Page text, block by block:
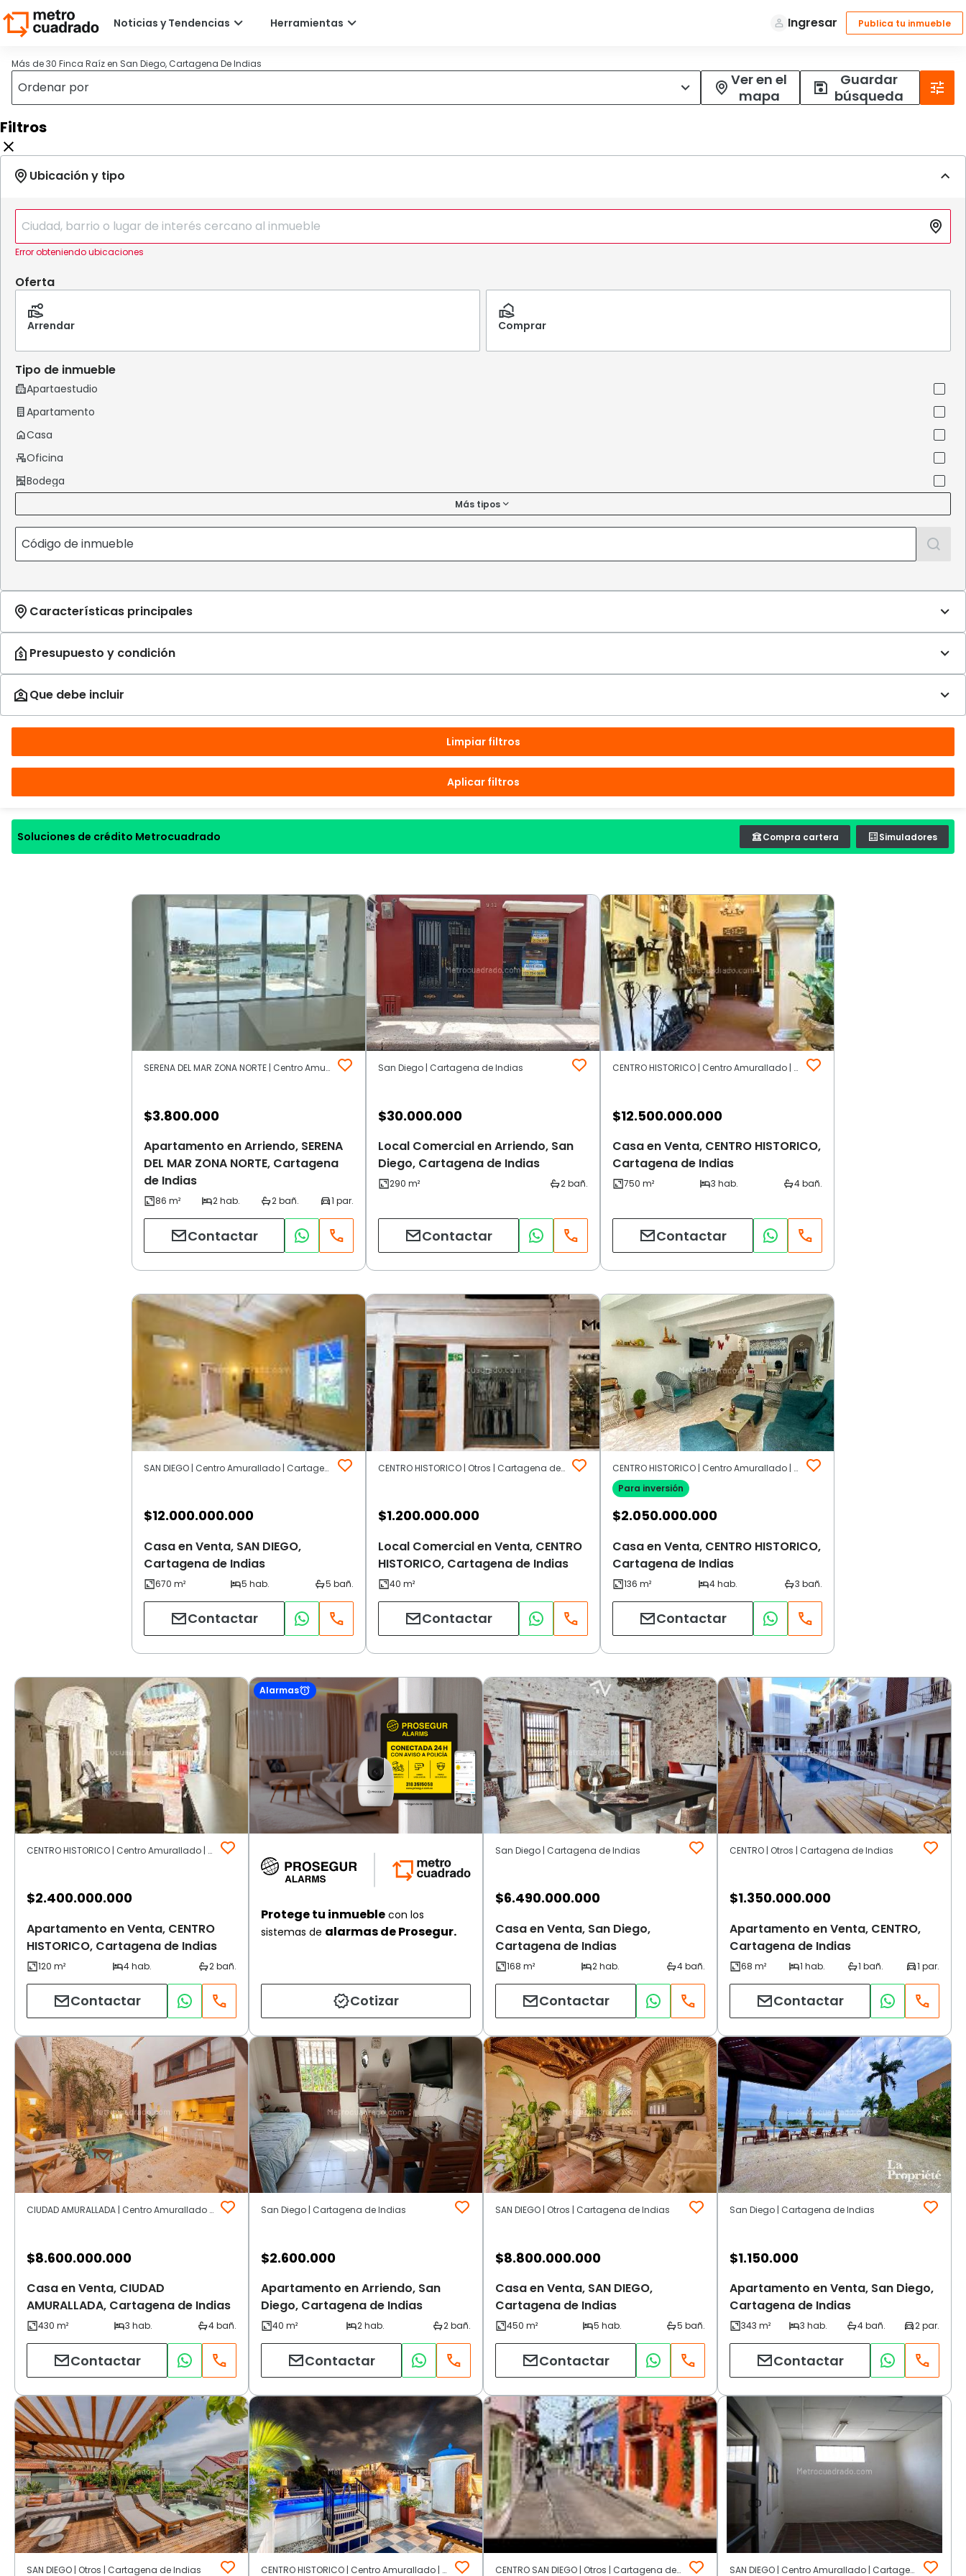
Más de 30 Finca Raíz en San Diego, Cartagena De Indias
Ver en el
mapa
Guardar
búsqueda
Filtros
Error obteniendo ubicaciones
Oferta
Arrendar Comprar
Tipo de inmueble
Más tipos
Limpiar filtros
Aplicar filtros
Soluciones de crédito Metrocuadrado Compra cartera Simuladores
SERENA DEL MAR ZONA NORTE | Centro Amurallado | Cartagena de Indias
$3.800.000
Apartamento en Arriendo, SERENA
DEL MAR ZONA NORTE, Cartagena
de Indias
Contactar
San Diego | Cartagena de Indias
$30.000.000
Local Comercial en Arriendo, San
Diego, Cartagena de Indias
Contactar
CENTRO HISTORICO | Centro Amurallado | Cartagena de Indias
$12.500.000.000
Casa en Venta, CENTRO HISTORICO,
Cartagena de Indias
Contactar
SAN DIEGO | Centro Amurallado | Cartagena de Indias
$12.000.000.000
Casa en Venta, SAN DIEGO,
Cartagena de Indias
Contactar
CENTRO HISTORICO | Otros | Cartagena de Indias
$1.200.000.000
Local Comercial en Venta, CENTRO
HISTORICO, Cartagena de Indias
Contactar
CENTRO HISTORICO | Centro Amurallado | Cartagena de Indias
Para inversión
$2.050.000.000
Casa en Venta, CENTRO HISTORICO,
Cartagena de Indias
Contactar
CENTRO HISTORICO | Centro Amurallado | Cartagena de Indias
$2.400.000.000
Apartamento en Venta, CENTRO
HISTORICO, Cartagena de Indias
Contactar
Alarmas
Protege tu inmueble con los
sistemas de alarmas de Prosegur.
Cotizar
San Diego | Cartagena de Indias
$6.490.000.000
Casa en Venta, San Diego,
Cartagena de Indias
Contactar
CENTRO | Otros | Cartagena de Indias
$1.350.000.000
Apartamento en Venta, CENTRO,
Cartagena de Indias
Contactar
CIUDAD AMURALLADA | Centro Amurallado | Cartagena de Indias
$8.600.000.000
Casa en Venta, CIUDAD
AMURALLADA, Cartagena de Indias
Contactar
San Diego | Cartagena de Indias
$2.600.000
Apartamento en Arriendo, San
Diego, Cartagena de Indias
Contactar
SAN DIEGO | Otros | Cartagena de Indias
$8.800.000.000
Casa en Venta, SAN DIEGO,
Cartagena de Indias
Contactar
San Diego | Cartagena de Indias
$1.150.000
Apartamento en Venta, San Diego,
Cartagena de Indias
Contactar
SAN DIEGO | Otros | Cartagena de Indias CENTRO HISTORICO | Centro Amurallado | Cartagena de Indias CENTRO SAN DIEGO | Otros | Cartagena de Indias SAN DIEGO | Centro Amurallado | Cartagena de Indias